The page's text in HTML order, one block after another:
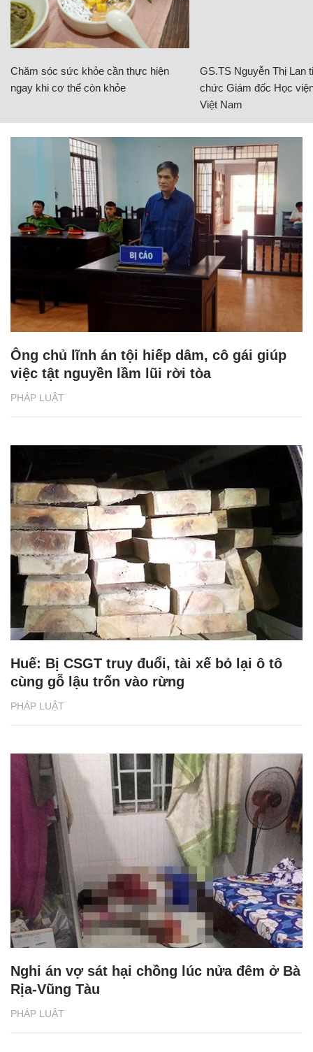
Chăm sóc sức khỏe cần thực hiện
ngay khi cơ thể còn khỏe
GS.TS Nguyễn Thị Lan
chức Giám đốc Học
Việt Nam
PHÁP LUẬT
Ông chủ lĩnh án tội hiếp dâm, cô gái giúp
việc tật nguyền lầm lũi rời tòa
PHÁP LUẬT
Huế: Bị CSGT truy đuổi, tài xế bỏ lại ô tô
cùng gỗ lậu trốn vào rừng
PHÁP LUẬT
Nghi án vợ sát hại chồng lúc nửa đêm ở Bà
Rịa-Vũng Tàu